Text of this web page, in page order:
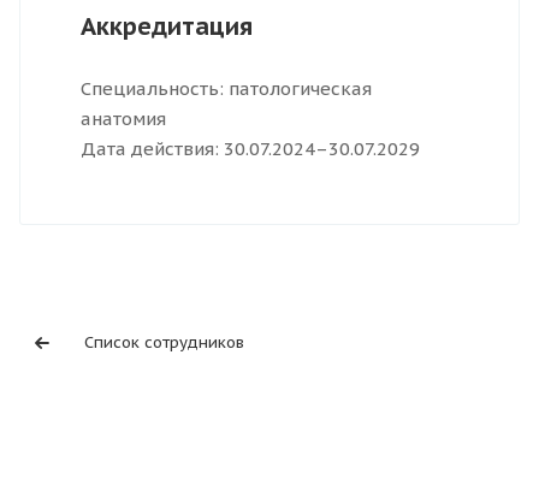
Аккредитация
Специальность: патологическая
анатомия
Дата действия: 30.07.2024–30.07.2029
Список сотрудников